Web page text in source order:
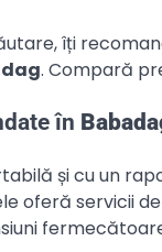
îți
. Compară
în
și cu un
oferă servicii